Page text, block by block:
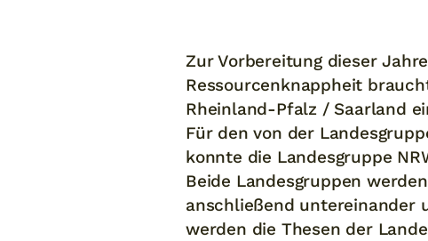
Zur Vorbereitung dieser
Ressourcenknappheit
Rheinland-Pfalz / Saarland
Für den von der
konnte die Landesgruppe
Beide Landesgruppen
anschließend untereinander
werden die Thesen der